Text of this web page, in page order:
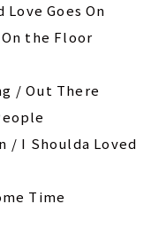
Love Goes On
the Floor
/ Out There
/ I Shoulda Loved
Time